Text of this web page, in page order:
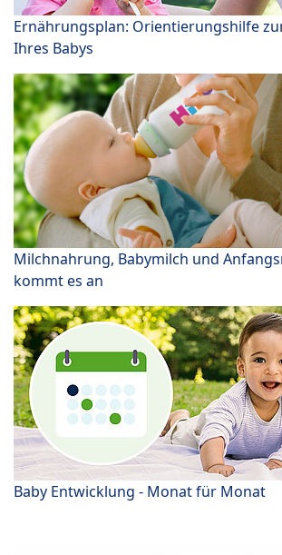
Ernährungsplan: Orientierungshilfe
Ihres Babys
Milchnahrung, Babymilch und
kommt es an
Baby Entwicklung - Monat für Monat